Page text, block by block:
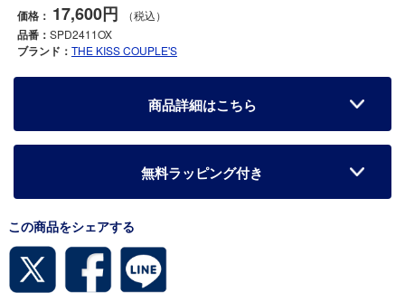
価格： 17,600円 （税込）
品番： SPD2411OX
ブランド： THE KISS COUPLE'S
商品詳細はこちら
無料ラッピング付き
この商品をシェアする